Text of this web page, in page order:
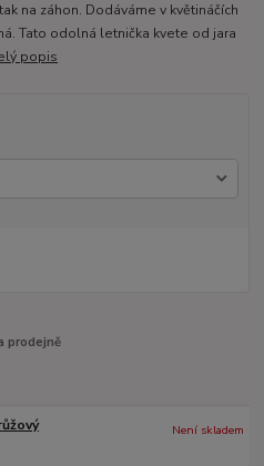
na záhon. Dodáváme v květináčích
Tato odolná letnička kvete od jara
popis
prodejně
Není skladem